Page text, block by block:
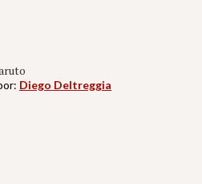
Diego Deltreggia